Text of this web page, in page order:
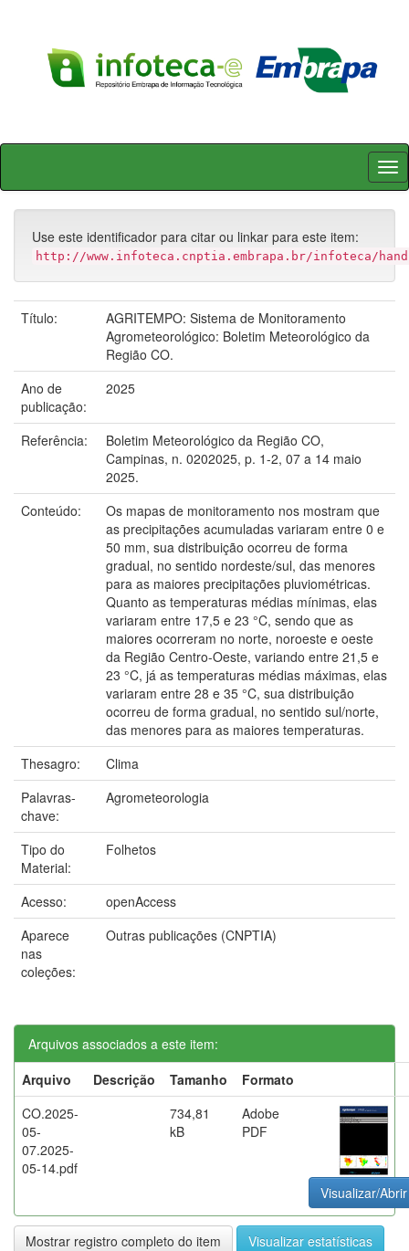
Skip
Use este identificador para citar ou linkar para este item:
http://www.infoteca.cnptia.embrapa.br/infoteca/
Título:
AGRITEMPO: Sistema de Monitoramento
Agrometeorológico: Boletim Meteorológico da
Região CO.
Ano de
publicação:
2025
Referência:
Boletim Meteorológico da Região CO,
Campinas, n. 0202025, p. 1-2, 07 a 14 maio
2025.
Conteúdo:
Os mapas de monitoramento nos mostram que
as precipitações acumuladas variaram entre 0 e
50 mm, sua distribuição ocorreu de forma
gradual, no sentido nordeste/sul, das menores
para as maiores precipitações pluviométricas.
Quanto as temperaturas médias mínimas, elas
variaram entre 17,5 e 23 °C, sendo que as
maiores ocorreram no norte, noroeste e oeste
da Região Centro-Oeste, variando entre 21,5 e
23 °C, já as temperaturas médias máximas, elas
variaram entre 28 e 35 °C, sua distribuição
ocorreu de forma gradual, no sentido sul/norte,
das menores para as maiores temperaturas.
Thesagro:
Clima
Palavras-
chave:
Agrometeorologia
Tipo do
Material:
Folhetos
Acesso:
openAccess
Aparece
nas
coleções:
Outras publicações (CNPTIA)
Arquivos associados a este item:
Arquivo
Descrição Tamanho
Formato
CO.2025-
05-
07.2025-
05-14.pdf
734,81
kB
Adobe
PDF
Visualizar/Abrir
Mostrar registro completo do item Visualizar estatísticas